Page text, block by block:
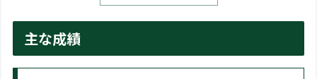
主な成績